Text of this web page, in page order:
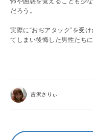
だろう。
実際に“おぢアタック”を受
てしまい後悔した男性たち
吉沢さりぃ